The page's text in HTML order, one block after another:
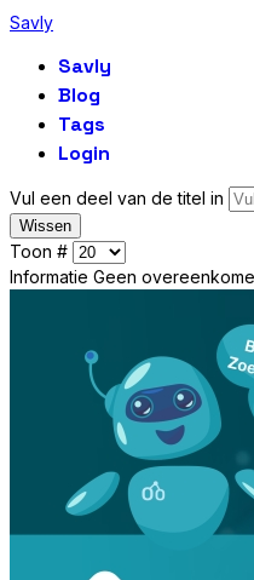
Savly
Savly
Blog
Tags
Login
Vul een deel van de titel in
Wissen
Toon #
Informatie Geen